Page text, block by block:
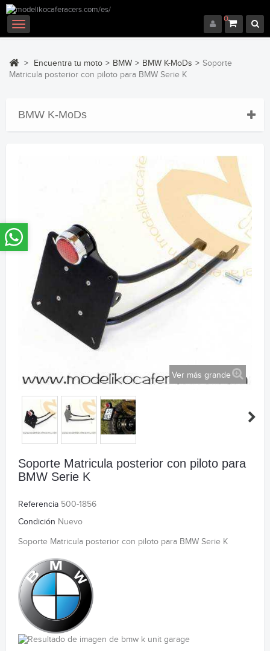
0
Navegación
Toggle
> Encuentra tu moto > BMW > BMW K-MoDs > Soporte
Matricula posterior con piloto para BMW Serie K
BMW K-MoDs
Ver más grande
Soporte Matricula posterior con piloto para
BMW Serie K
Referencia 500-1856
Condición Nuevo
Soporte Matricula posterior con piloto para BMW Serie K